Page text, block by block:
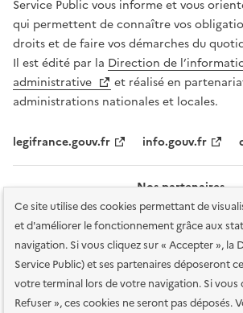
Ce site utilise des cookies permettant de
et d'améliorer le fonctionnement grâce aux
navigation. Si vous cliquez sur « Accepter », la
Service Public) et ses partenaires déposeront
votre terminal lors de votre navigation. Si vous
Refuser », ces cookies ne seront pas déposés.
Service Public vous informe et vous
qui permettent de connaître vos
droits et de faire vos démarches du
Il est édité par la Direction de
administrative
et réalisé en
administrations nationales et locales.
legifrance.gouv.fr info.gouv.fr
Nos partenaires
Plan du site Accessibilité : totalement conforme